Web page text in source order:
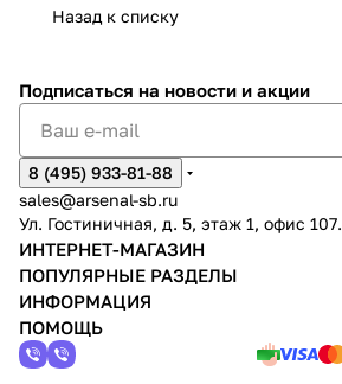
Назад к списку
Подписаться на новости и акции
8 (495) 933-81-88
sales@arsenal-sb.ru
Ул. Гостиничная, д. 5, этаж 1, офис 107.
ИНТЕРНЕТ-МАГАЗИН
ПОПУЛЯРНЫЕ РАЗДЕЛЫ
ИНФОРМАЦИЯ
ПОМОЩЬ